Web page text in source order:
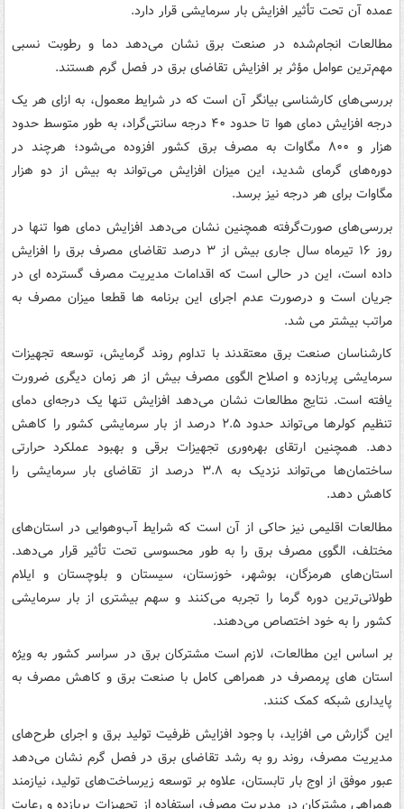
عمده آن تحت تأثیر افزایش بار سرمایشی قرار دارد.
مطالعات انجام‌شده در صنعت برق نشان می‌دهد دما و رطوبت نسبی
مهم‌ترین عوامل مؤثر بر افزایش تقاضای برق در فصل گرم هستند.
بررسی‌های کارشناسی بیانگر آن است که در شرایط معمول، به ازای هر یک
درجه افزایش دمای هوا تا حدود ۴۰ درجه سانتی‌گراد، به طور متوسط حدود
هزار و ۸۰۰ مگاوات به مصرف برق کشور افزوده می‌شود؛ هرچند در
دوره‌های گرمای شدید، این میزان افزایش می‌تواند به بیش از دو هزار
مگاوات برای هر درجه نیز برسد.
بررسی‌های صورت‌گرفته همچنین نشان می‌دهد افزایش دمای هوا تنها در
روز ۱۶ تیرماه سال جاری بیش از ۳ درصد تقاضای مصرف برق را افزایش
داده است، این در حالی است که اقدامات مدیریت مصرف گسترده ای در
جریان است و درصورت عدم اجرای این برنامه ها قطعا میزان مصرف به
مراتب بیشتر می شد.
کارشناسان صنعت برق معتقدند با تداوم روند گرمایش، توسعه تجهیزات
سرمایشی پربازده و اصلاح الگوی مصرف بیش از هر زمان دیگری ضرورت
یافته است. نتایج مطالعات نشان می‌دهد افزایش تنها یک درجه‌ای دمای
تنظیم کولرها می‌تواند حدود ۲.۵ درصد از بار سرمایشی کشور را کاهش
دهد. همچنین ارتقای بهره‌وری تجهیزات برقی و بهبود عملکرد حرارتی
ساختمان‌ها می‌تواند نزدیک به ۳.۸ درصد از تقاضای بار سرمایشی را
کاهش دهد.
مطالعات اقلیمی نیز حاکی از آن است که شرایط آب‌وهوایی در استان‌های
مختلف، الگوی مصرف برق را به طور محسوسی تحت تأثیر قرار می‌دهد.
استان‌های هرمزگان، بوشهر، خوزستان، سیستان و بلوچستان و ایلام
طولانی‌ترین دوره گرما را تجربه می‌کنند و سهم بیشتری از بار سرمایشی
کشور را به خود اختصاص می‌دهند.
بر اساس این مطالعات، لازم است مشترکان برق در سراسر کشور به ویژه
استان های پرمصرف در همراهی کامل با صنعت برق و کاهش مصرف به
پایداری شبکه کمک کنند.
این گزارش می افزاید، با وجود افزایش ظرفیت تولید برق و اجرای طرح‌های
مدیریت مصرف، روند رو به رشد تقاضای برق در فصل گرم نشان می‌دهد
عبور موفق از اوج بار تابستان، علاوه بر توسعه زیرساخت‌های تولید، نیازمند
همراهی مشترکان در مدیریت مصرف، استفاده از تجهیزات پربازده و رعایت